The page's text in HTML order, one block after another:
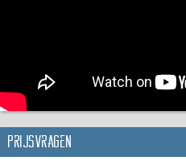
Prijsvragen